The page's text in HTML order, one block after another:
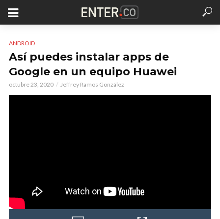
ANDROID
Así puedes instalar apps de
Google en un equipo Huawei
octubre 23, 2020 Jeffrey Ramos González